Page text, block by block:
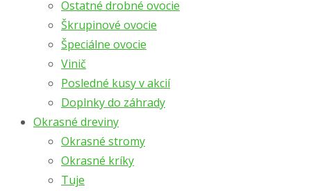
Ostatné drobné ovocie
Škrupinové ovocie
Špeciálne ovocie
Vinič
Posledné kusy v akcií
Doplnky do záhrady
Okrasné dreviny
Okrasné stromy
Okrasné kríky
Tuje